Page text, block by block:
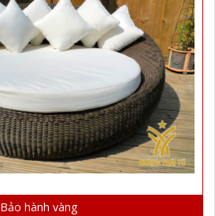
Bảo hành vàng